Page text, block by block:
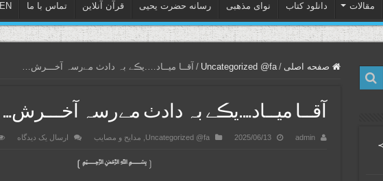
مقالات دانلود کتاب نوای مذهبی رسانه حضرت یحیی قرآن آنلاین تماس با ما EN
صفحه اصلی /
Uncategorized @fa
/ آقــا میــاد….یڪے بہ دادٺ مےرسہ آخـــرش…
آقــا میــاد….یڪے بہ دادٺ مےرسہ آخـــرش…
admin
2025/06/13
Uncategorized @fa مدایح و مصایب ارسال یک دیدگاه
❲﷽❳